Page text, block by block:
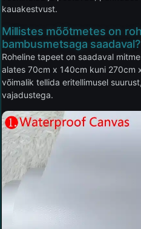
kauakestvust.
Millistes mõõtmetes on
bambusmetsaga saadaval?
Roheline tapeet on saadaval
alates 70cm x 140cm kuni 270cm
võimalik tellida eritellimusel
vajadustega.